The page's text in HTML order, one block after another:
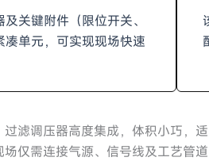
关键附件（限位开关、
单元，可实现现场快速
滤调压器高度集成，体积小巧，
仅需连接气源、信号线及工艺管